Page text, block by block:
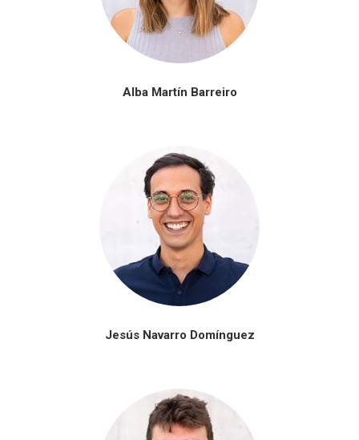
Alba Martín Barreiro
Jesús Navarro Domínguez